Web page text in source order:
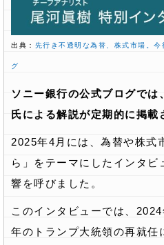
出典： 先行き不透明な為替、株式市場。
グ
ソニー銀行の公式ブログで
氏による解説が定期的に掲載
2025年4月には、為替や株式
ら」をテーマにしたインタビ
響を呼びました。
このインタビューでは、
年のトランプ大統領の再就任